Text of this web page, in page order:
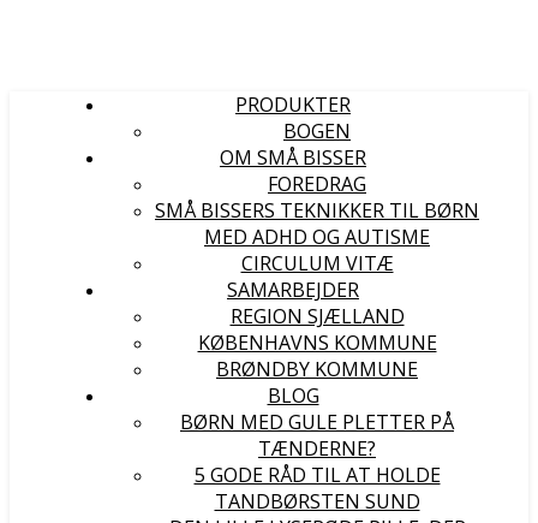
PRODUKTER
BOGEN
OM SMÅ BISSER
FOREDRAG
SMÅ BISSERS TEKNIKKER TIL BØRN
MED ADHD OG AUTISME
CIRCULUM VITÆ
SAMARBEJDER
REGION SJÆLLAND
KØBENHAVNS KOMMUNE
BRØNDBY KOMMUNE
BLOG
BØRN MED GULE PLETTER PÅ
TÆNDERNE?
5 GODE RÅD TIL AT HOLDE
TANDBØRSTEN SUND